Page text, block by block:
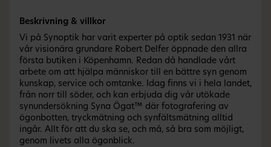
Beskrivning & villkor
Vi på Synoptik har varit experter på optik sedan 1931 när
vår visionära grundare Robert Delfer öppnade den allra
första butiken i Köpenhamn. Redan då handlade vårt
arbete om att hjälpa människor till en bättre syn genom
kunskap, service och omtanke. Idag finns vi i hela landet,
från norr till söder, och kan erbjuda dig vår utökade
synundersökning Syna Ögat™ där fotografering av
ögonbotten, tryckmätning och synfältsmätning alltid
ingår. Allt för att du ska se, och må, så bra som möjligt,
genom livets alla ögonblick.